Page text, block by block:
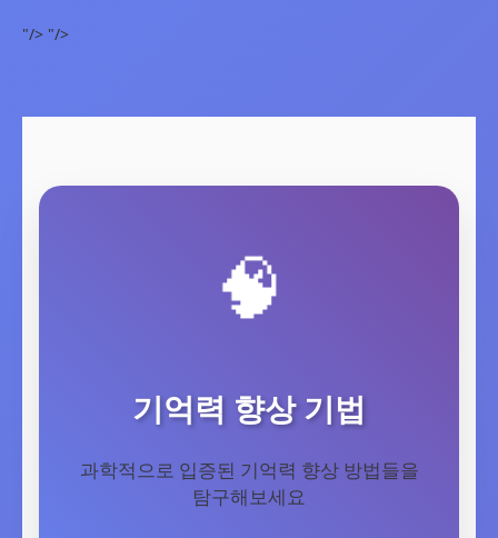
"/> "/>
기억력 향상 기법
과학적으로 입증된 기억력 향상 방법들을
탐구해보세요